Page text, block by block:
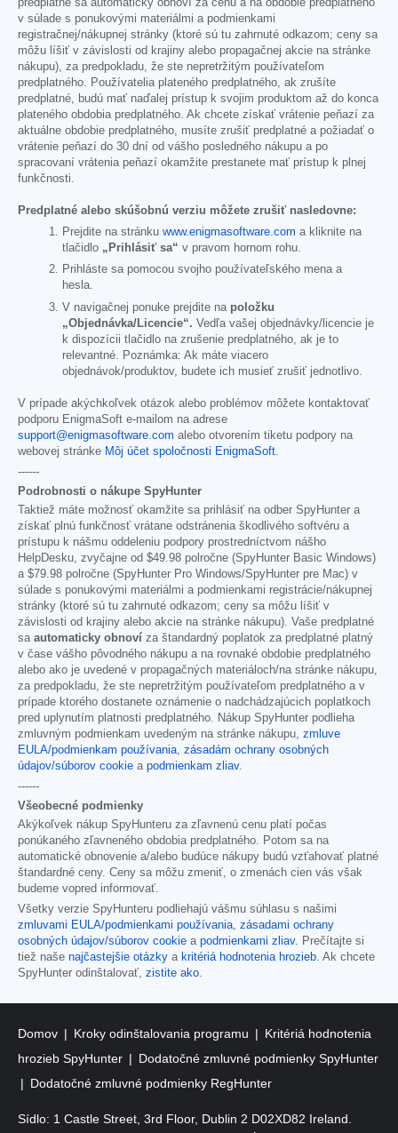
predplatné sa automaticky obnoví za cenu a na obdobie predplatného
v súlade s ponukovými materiálmi a podmienkami
registračnej/nákupnej stránky (ktoré sú tu zahrnuté odkazom; ceny sa
môžu líšiť v závislosti od krajiny alebo propagačnej akcie na stránke
nákupu), za predpokladu, že ste nepretržitým používateľom
predplatného. Používatelia plateného predplatného, ak zrušíte
predplatné, budú mať naďalej prístup k svojim produktom až do konca
plateného obdobia predplatného. Ak chcete získať vrátenie peňazí za
aktuálne obdobie predplatného, musíte zrušiť predplatné a požiadať o
vrátenie peňazí do 30 dní od vášho posledného nákupu a po
spracovaní vrátenia peňazí okamžite prestanete mať prístup k plnej
funkčnosti.
Predplatné alebo skúšobnú verziu môžete zrušiť nasledovne:
Prejdite na stránku www.enigmasoftware.com a kliknite na
tlačidlo „Prihlásiť sa“ v pravom hornom rohu.
Prihláste sa pomocou svojho používateľského mena a
hesla.
V navigačnej ponuke prejdite na položku
„Objednávka/Licencie“. Vedľa vašej objednávky/licencie je
k dispozícii tlačidlo na zrušenie predplatného, ak je to
relevantné. Poznámka: Ak máte viacero
objednávok/produktov, budete ich musieť zrušiť jednotlivo.
V prípade akýchkoľvek otázok alebo problémov môžete kontaktovať
podporu EnigmaSoft e-mailom na adrese
support@enigmasoftware.com alebo otvorením tiketu podpory na
webovej stránke Môj účet spoločnosti EnigmaSoft
------
Podrobnosti o nákupe SpyHunter
Taktiež máte možnosť okamžite sa prihlásiť na odber SpyHunter a
získať plnú funkčnosť vrátane odstránenia škodlivého softvéru a
prístupu k nášmu oddeleniu podpory prostredníctvom nášho
HelpDesku, zvyčajne od $49.98 polročne (SpyHunter Basic Windows)
a $79.98 polročne (SpyHunter Pro Windows/SpyHunter pre Mac) v
súlade s ponukovými materiálmi a podmienkami registrácie/nákupnej
stránky (ktoré sú tu zahrnuté odkazom; ceny sa môžu líšiť v
závislosti od krajiny alebo akcie na stránke nákupu). Vaše predplatné
sa automaticky obnoví za štandardný poplatok za predplatné platný
v čase vášho pôvodného nákupu a na rovnaké obdobie predplatného
alebo ako je uvedené v propagačných materiáloch/na stránke nákupu,
za predpokladu, že ste nepretržitým používateľom predplatného a v
prípade ktorého dostanete oznámenie o nadchádzajúcich poplatkoch
pred uplynutím platnosti predplatného. Nákup SpyHunter podlieha
zmluvným podmienkam uvedeným na stránke nákupu, zmluve
EULA/podmienkam používania zásadám ochrany osobných
údajov/súborov cookie a podmienkam zliav.
------
Všeobecné podmienky
Akýkoľvek nákup SpyHunteru za zľavnenú cenu platí počas
ponúkaného zľavneného obdobia predplatného. Potom sa na
automatické obnovenie a/alebo budúce nákupy budú vzťahovať platné
štandardné ceny. Ceny sa môžu zmeniť, o zmenách cien vás však
budeme vopred informovať.
Všetky verzie SpyHunteru podliehajú vášmu súhlasu s našimi
zmluvami EULA/podmienkami používania zásadami ochrany
osobných údajov/súborov cookie a podmienkami zliav. Prečítajte si
tiež naše najčastejšie otázky a kritériá hodnotenia hrozieb . Ak chcete
SpyHunter odinštalovať, zistite ako
Domov Kroky odinštalovania programu
Kritériá hodnotenia
hrozieb SpyHunter
Dodatočné zmluvné podmienky SpyHunter
Dodatočné zmluvné podmienky RegHunter
Sídlo: 1 Castle Street, 3rd Floor, Dublin 2 D02XD82 Ireland.